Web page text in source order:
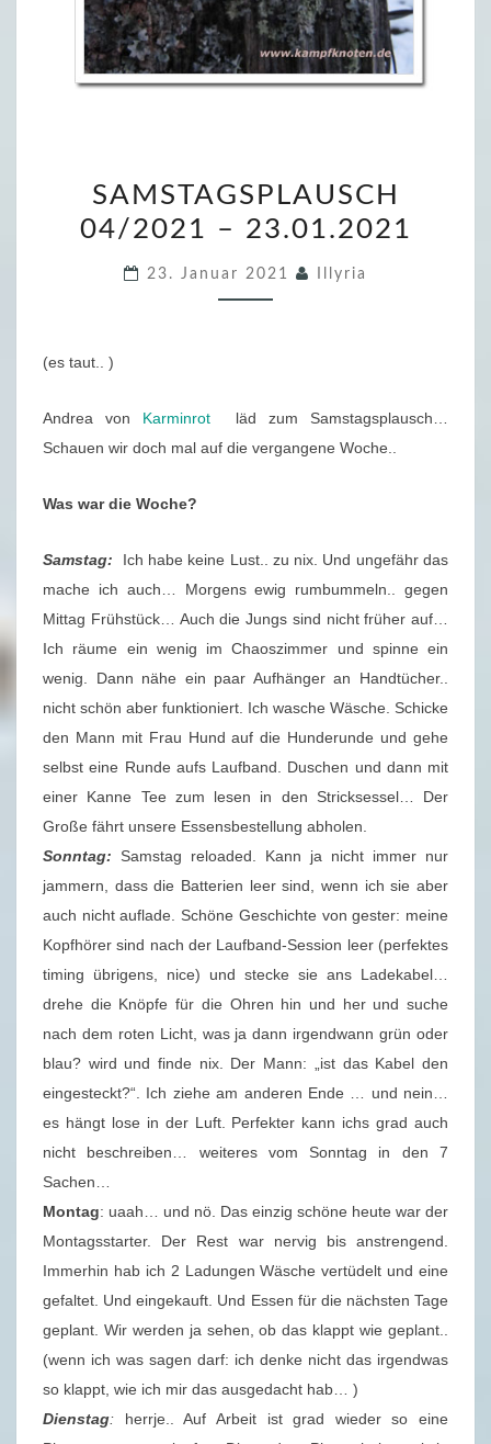
A
M
P
C
H
0
4
2
0
2
1
–
2
3
.
0
1
.
2
0
2
1
SAMSTAGSPLAUSCH
04/2021 – 23.01.2021
23. Januar 2021 Illyria
(es taut.. )
Andrea von Karminrot läd zum Samstagsplausch…
Schauen wir doch mal auf die vergangene Woche..
Was war die Woche?
Samstag:
Ich habe keine Lust.. zu nix. Und ungefähr das
mache ich auch… Morgens ewig rumbummeln.. gegen
Mittag Frühstück… Auch die Jungs sind nicht früher auf…
Ich räume ein wenig im Chaoszimmer und spinne ein
wenig. Dann nähe ein paar Aufhänger an Handtücher..
nicht schön aber funktioniert. Ich wasche Wäsche. Schicke
den Mann mit Frau Hund auf die Hunderunde und gehe
selbst eine Runde aufs Laufband. Duschen und dann mit
einer Kanne Tee zum lesen in den Stricksessel… Der
Große fährt unsere Essensbestellung abholen.
Sonntag: Samstag reloaded. Kann ja nicht immer nur
jammern, dass die Batterien leer sind, wenn ich sie aber
auch nicht auflade. Schöne Geschichte von gester: meine
Kopfhörer sind nach der Laufband-Session leer (perfektes
timing übrigens, nice) und stecke sie ans Ladekabel…
drehe die Knöpfe für die Ohren hin und her und suche
nach dem roten Licht, was ja dann irgendwann grün oder
blau? wird und finde nix. Der Mann: „ist das Kabel den
eingesteckt?“. Ich ziehe am anderen Ende … und nein…
es hängt lose in der Luft. Perfekter kann ichs grad auch
nicht beschreiben… weiteres vom Sonntag in den 7
Sachen…
Montag: uaah… und nö. Das einzig schöne heute war der
Montagsstarter. Der Rest war nervig bis anstrengend.
Immerhin hab ich 2 Ladungen Wäsche vertüdelt und eine
gefaltet. Und eingekauft. Und Essen für die nächsten Tage
geplant. Wir werden ja sehen, ob das klappt wie geplant..
(wenn ich was sagen darf: ich denke nicht das irgendwas
so klappt, wie ich mir das ausgedacht hab… )
Dienstag: herrje.. Auf Arbeit ist grad wieder so eine